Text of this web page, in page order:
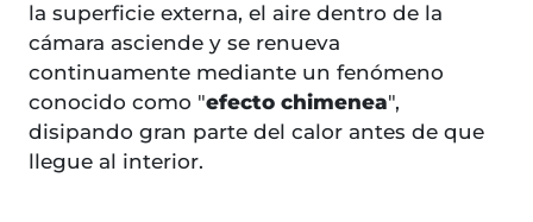
la superficie externa, el aire dentro de la
cámara asciende y se renueva
continuamente mediante un fenómeno
conocido como "efecto chimenea",
disipando gran parte del calor antes de que
llegue al interior.